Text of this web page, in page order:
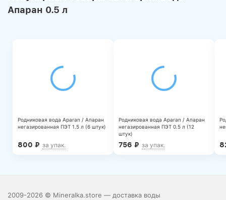
Апаран 0.5 л
Родниковая вода Aparan / Апаран
негазированная ПЭТ 1.5 л (6 штук)
800 ₽ за упак.
Родниковая вода Aparan / Апаран
негазированная ПЭТ 0.5 л (12
штук)
756 ₽ за упак.
2009-2026 © Mineralka.store — доставка воды